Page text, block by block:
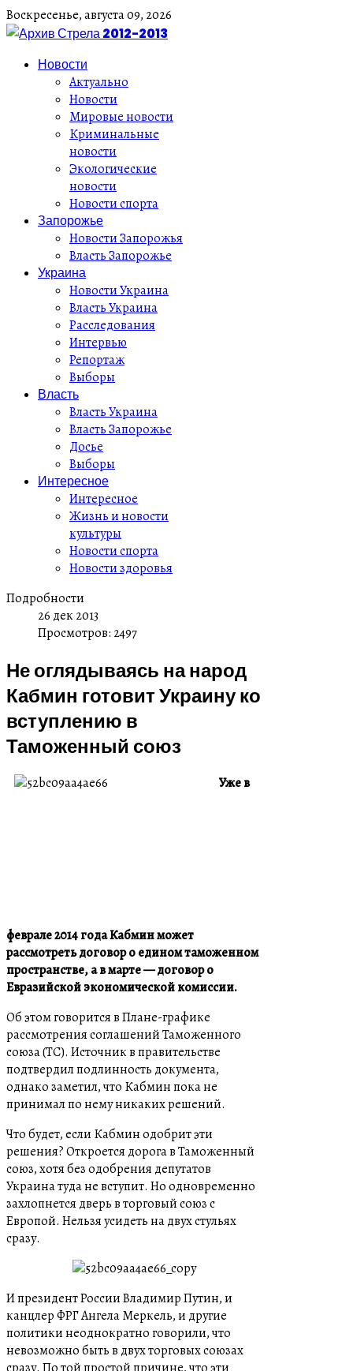
Воскресенье,августа09, 2026
Новости
Актуально
Новости
Мировые новости
Криминальные
новости
Экологические
новости
Новости спорта
Запорожье
Новости Запорожья
Власть Запорожье
Украина
Новости Украина
Власть Украина
Расследования
Интервью
Репортаж
Выборы
Власть
Власть Украина
Власть Запорожье
Досье
Выборы
Интересное
Интересное
Жизнь и новости
культуры
Новости спорта
Новости здоровья
Подробности
26 дек 2013
Просмотров: 2497
Не оглядываясь на народ
Кабмин готовит Украину ко
вступлению в
Таможенный союз
Уже в
феврале 2014 года Кабмин может
рассмотреть договор о едином таможенном
пространстве, а в марте — договор о
Евразийской экономической комиссии.
Об этом говорится в Плане-графике
рассмотрения соглашений Таможенного
союза (ТС). Источник в правительстве
подтвердил подлинность документа,
однако заметил, что Кабмин пока не
принимал по нему никаких решений.
Что будет, если Кабмин одобрит эти
решения? Откроется дорога в Таможенный
союз, хотя без одобрения депутатов
Украина туда не вступит. Но одновременно
захлопнется дверь в торговый союз с
Европой. Нельзя усидеть на двух стульях
сразу.
И президент России Владимир Путин, и
канцлер ФРГ Ангела Меркель, и другие
политики неоднократно говорили, что
невозможно быть в двух торговых союзах